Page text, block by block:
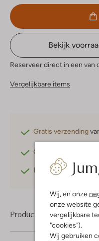
Wij, en onze
onze website
vergelijkbare
"cookies").
Wij gebruiken
Bekijk
Reserveer direct in een van
Vergelijkbare items
Gratis verzending
Gratis retourneren
Betaal achterafmet
Product informatie